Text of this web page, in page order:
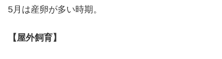
5月は産卵が多い時期。
【屋外飼育】